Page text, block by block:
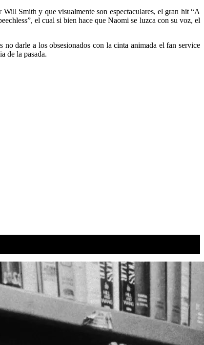
Smith y que visualmente son espectaculares, el gran hit “A
el cual si bien hace que Naomi se luzca con su voz, el
darle a los obsesionados con la cinta animada el fan service
de la pasada.